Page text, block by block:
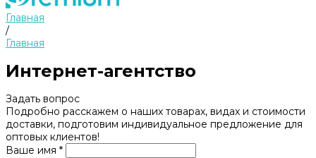
Главная
/
Главная
Интернет-агентство
Задать вопрос
Подробно расскажем о наших товарах, видах и стоимости
доставки, подготовим индивидуальное предложение для
оптовых клиентов!
Ваше имя *